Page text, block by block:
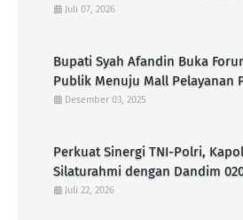
Pembangunan KDMP di Pasar
Juli 07, 2026
Bupati Syah Afandin Buka
Publik Menuju Mall Pelayanan
Desember 03, 2025
Perkuat Sinergi TNI-Polri,
Silaturahmi dengan Dandim
Juli 22, 2026